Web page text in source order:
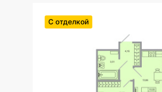
С отделкой